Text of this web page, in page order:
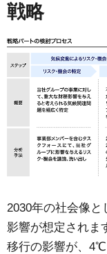
戦略
2030年の社会像と
影響が想定され
移行の影響が、